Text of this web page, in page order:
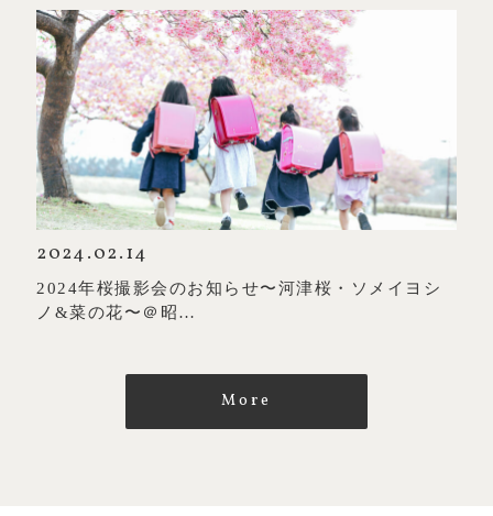
2024.02.14
2024年桜撮影会のお知らせ〜河津桜・ソメイヨシ
ノ&菜の花〜＠昭…
More